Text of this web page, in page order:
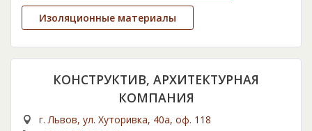
Изоляционные материалы
КОНСТРУКТИВ, АРХИТЕКТУРНАЯ
КОМПАНИЯ
г. Львов, ул. Хуторивка, 40а, оф. 118